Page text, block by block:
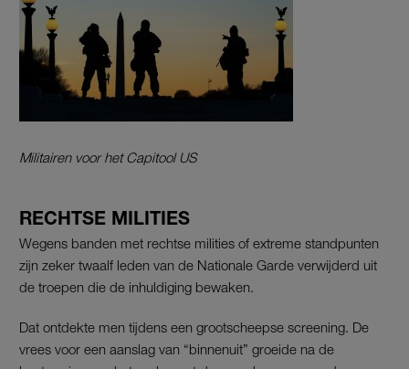
Militairen voor het Capitool US
RECHTSE MILITIES
Wegens banden met rechtse milities of extreme standpunten
zijn zeker twaalf leden van de Nationale Garde verwijderd uit
de troepen die de inhuldiging bewaken.
Dat ontdekte men tijdens een grootscheepse screening. De
vrees voor een aanslag van “binnenuit” groeide na de